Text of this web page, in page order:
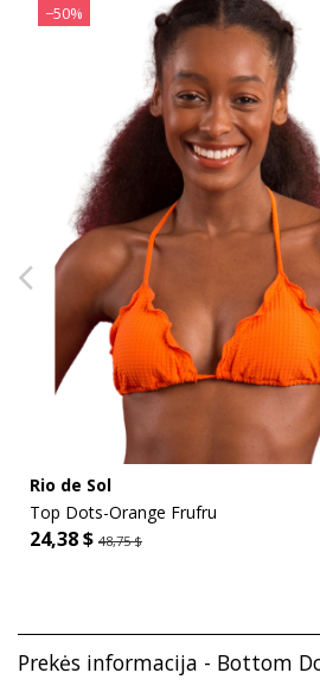
−50%
Rio de Sol
Top Dots-Orange Frufru
24,38 $ 48,75 $
Prekės informacija - Bottom